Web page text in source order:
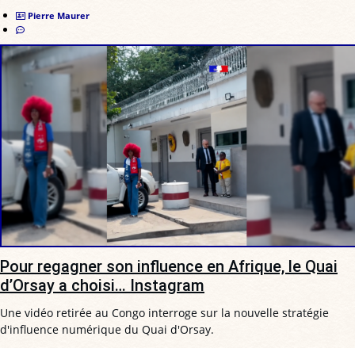
Pierre Maurer
Pour regagner son influence en Afrique, le Quai
d’Orsay a choisi… Instagram
Une vidéo retirée au Congo interroge sur la nouvelle stratégie
d'influence numérique du Quai d'Orsay.